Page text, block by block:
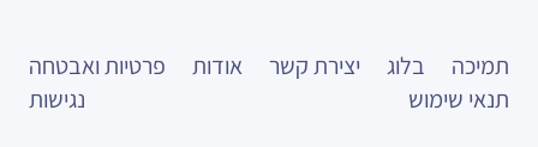
תמיכה בלוג יצירת קשר אודות
פרטיות ואבטחה
תנאי שימוש
נגישות